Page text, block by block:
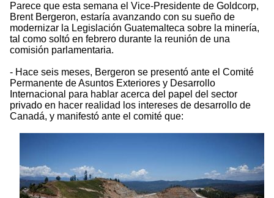
Parece que esta semana el Vice-Presidente de Goldcorp,
Brent Bergeron, estaría avanzando con su sueño de
modernizar la Legislación Guatemalteca sobre la minería,
tal como soltó en febrero durante la reunión de una
comisión parlamentaria.
- Hace seis meses, Bergeron se presentó ante el Comité
Permanente de Asuntos Exteriores y Desarrollo
Internacional para hablar acerca del papel del sector
privado en hacer realidad los intereses de desarrollo de
Canadá, y manifestó ante el comité que: